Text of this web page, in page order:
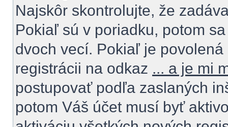
Najskôr skontrolujte, že
Pokiaľ sú v poriadku, potom
dvoch vecí. Pokiaľ je
registrácii na odkaz ... a je mi
postupovať podľa zaslaných
potom Váš účet musí byť